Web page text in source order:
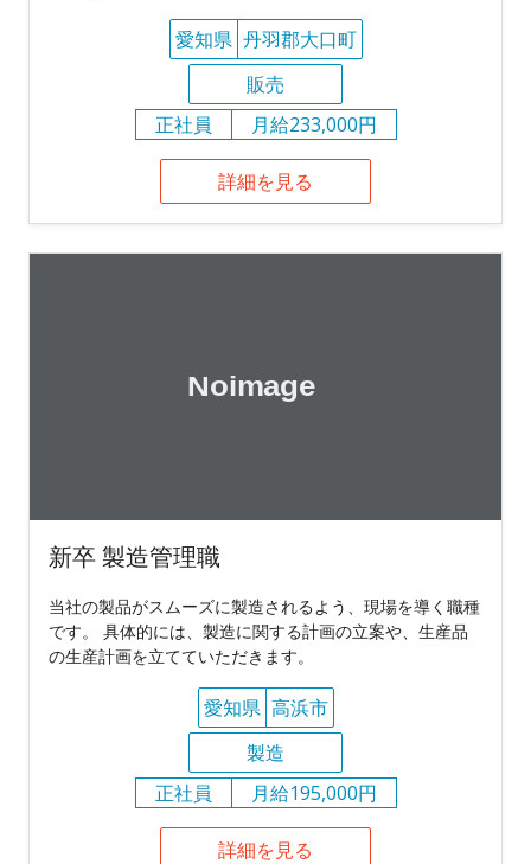
愛知県 丹羽郡大口町
販売
正社員
月給233,000円
詳細を見る
新卒 製造管理職
当社の製品がスムーズに製造されるよう、現場を導く職種
です。 具体的には、製造に関する計画の立案や、生産品
の生産計画を立てていただきます。
愛知県 高浜市
製造
正社員
月給195,000円
詳細を見る